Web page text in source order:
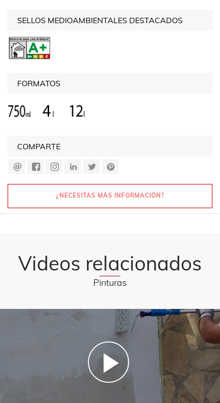
SELLOS MEDIOAMBIENTALES DESTACADOS
FORMATOS
COMPARTE
¿NECESITAS MÁS INFORMACIÓN?
Videos relacionados
Pinturas